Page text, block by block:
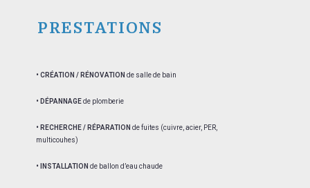
PRESTATIONS
•CRÉATION / RÉNOVATION de salle de bain
• DÉPANNAGEde plomberie
• RECHERCHE / RÉPARATION de fuites (cuivre, acier, PER,
multicouhes)
• INSTALLATION de ballon d’eau chaude